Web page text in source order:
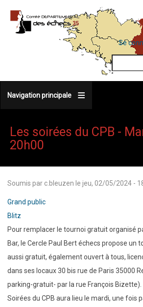
contenu
MENU
DU
DE
Se
Navigation principale
Les soirées du CPB -
20h00
Soumis par c.bleuzen le jeu, 02/05/2024 -
Grand public
Blitz
Pour remplacer le tournoi gratuit organisé
Bar, le Cercle Paul Bert échecs propose un
aussi gratuit, également ouvert à tous,
dans ses locaux 30 bis rue de Paris 35000
parking-gratuit- par la rue François Bizette).
Soirées du CPB aura lieu le mardi, une fois